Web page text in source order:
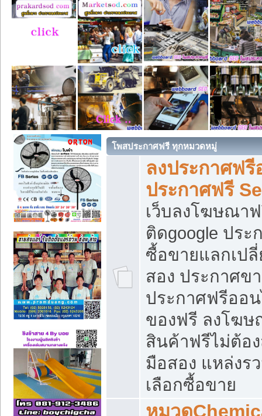
โพสประกาศฟรี ทุกหมวดหมู่
ลงประกาศฟ
ประกาศฟรี
เว็บลงโฆษณา
ติดgoogle ปร
ซื้อขายแลกเป
สอง ประกาศข
ประกาศฟรีออ
ของฟรี ลงโฆ
สินค้าฟรีไม่ต้อ
มือสอง แหล่งร
เลือกซื้อขาย
หมวด